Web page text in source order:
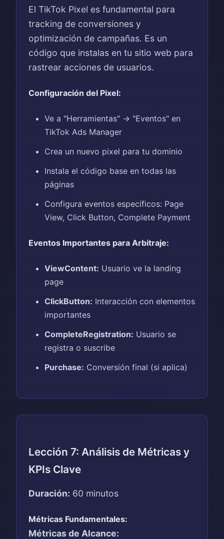
El TikTok Pixel es fundamental para
tracking de conversiones y
optimización de campañas. Es un
código que instalas en tu sitio web para
rastrear acciones de usuarios.
Configuración del Pixel:
Ve a "Herramientas" → "Eventos" en
TikTok Ads Manager
Crea un nuevo pixel para tu dominio
Instala el código base en todas las
páginas
Configura eventos específicos: Page
View, Click Button, Complete Payment
Eventos Importantes para Arbitraje:
ViewContent: Usuario ve la landing
page
ClickButton: Interacción con elementos
importantes
CompleteRegistration: Usuario se
registra o suscribe
Purchase: Conversión final (si aplica)
Lección 7: Análisis de Métricas y
KPIs Clave
Duración: 60 minutos
Métricas Fundamentales:
Métricas de Alcance: